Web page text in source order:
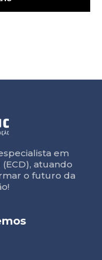
em
atuando
o futuro da